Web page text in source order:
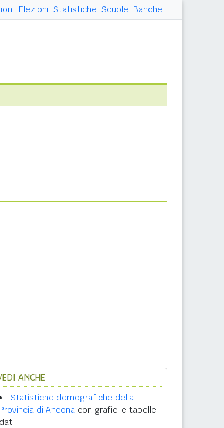
Elezioni Statistiche Scuole Banche
ANCHE
Statistiche demografiche della
Provincia di Ancona con grafici e tabelle
dati.